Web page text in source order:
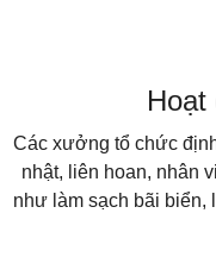
Hoạt
Các xưởng tổ chức
nhật, liên hoan, nhân
như làm sạch bãi biển,